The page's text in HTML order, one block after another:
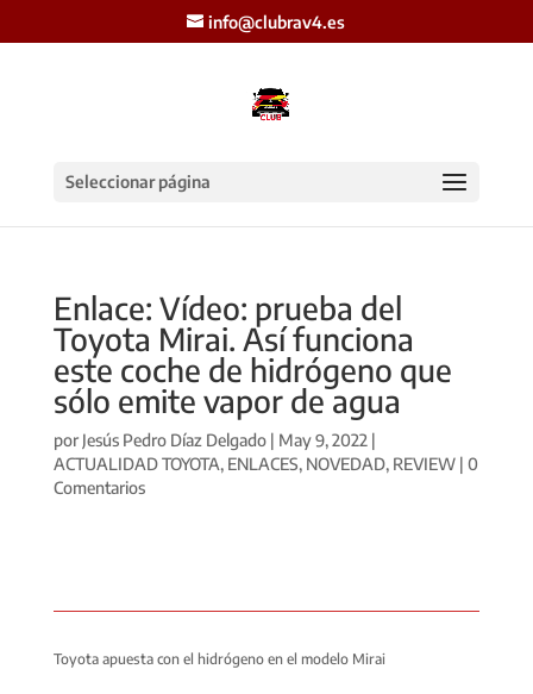
info@clubrav4.es
Seleccionar página
Enlace: Vídeo: prueba del
Toyota Mirai. Así funciona
este coche de hidrógeno que
sólo emite vapor de agua
por Jesús Pedro Díaz Delgado| May 9, 2022|
ACTUALIDAD TOYOTA, ENLACES, NOVEDAD, REVIEW| 0
Comentarios
Toyota apuesta con el hidrógeno en el modelo Mirai